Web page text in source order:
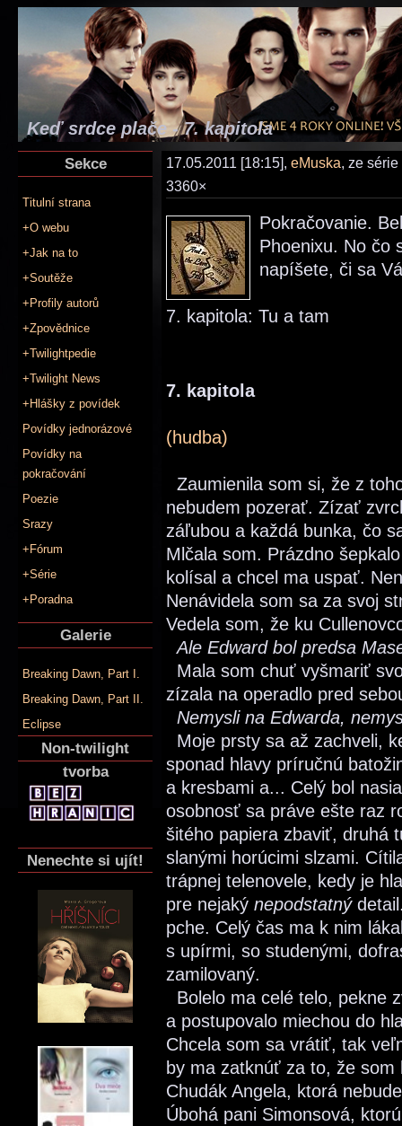
Keď srdce plače - 7. kapitola
Sekce
Titulní strana
+O webu
+Jak na to
+Soutěže
+Profily autorů
+Zpovědnice
+Twilightpedie
+Twilight News
+Hlášky z povídek
Povídky jednorázové
Povídky na
pokračování
Poezie
Srazy
+Fórum
+Série
+Poradna
Galerie
Breaking Dawn, Part I.
Breaking Dawn, Part II.
Eclipse
Non-twilight
tvorba
Nenechte si ujít!
17.05.2011 [18:15], eMuska, ze série
3360×
Pokračovanie.
Phoenixu. No čo
napíšete, či sa
7. kapitola: Tu a tam
7. kapitola
(hudba)
Zaumienila som si, že z
nebudem pozerať. Zízať
záľubou a každá bunka, čo
Mlčala som. Prázdno
kolísal a chcel ma uspať.
Nenávidela som sa za svoj
Vedela som, že ku
Ale Edward bol predsa
Mala som chuť vyšmariť
zízala na operadlo pred
Nemysli na Edwarda,
Moje prsty sa až zachveli,
sponad hlavy príručnú
a kresbami a... Celý bol
osobnosť sa práve ešte raz
šitého papiera zbaviť, druhá
slanými horúcimi slzami.
trápnej telenovele, kedy je
pre nejaký nepodstatný
pche. Celý čas ma k nim
s upírmi, so studenými,
zamilovaný.
Bolelo ma celé telo, pekne
a postupovalo miechou do
Chcela som sa vrátiť, tak
by ma zatknúť za to, že
Chudák Angela, ktorá
Úbohá pani Simonsová,